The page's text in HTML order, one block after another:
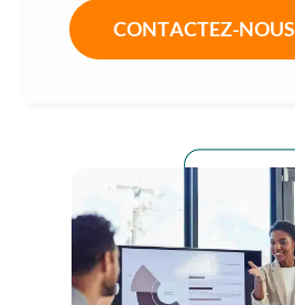
CONTACTEZ-NOUS